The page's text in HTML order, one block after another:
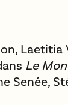
Laetitia
Le
Senée,